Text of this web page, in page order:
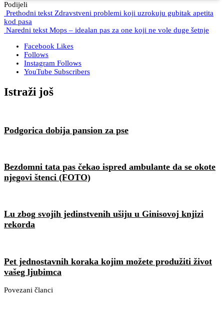
Podijeli
Prethodni tekst Zdravstveni problemi koji uzrokuju gubitak apetita
kod pasa
Naredni tekst Mops – idealan pas za one koji ne vole duge šetnje
Facebook Likes
Follows
Instagram Follows
YouTube Subscribers
Istraži još
Podgorica dobija pansion za pse
Bezdomni tata pas čekao ispred ambulante da se okote
njegovi štenci (FOTO)
Lu zbog svojih jedinstvenih ušiju u Ginisovoj knjizi
rekorda
Pet jednostavnih koraka kojim možete produžiti život
vašeg ljubimca
Povezani članci